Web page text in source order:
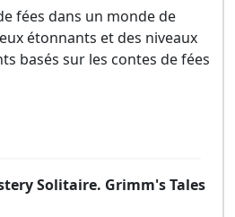
fées dans un monde de
étonnants et des niveaux
basés sur les contes de fées
Solitaire. Grimm's Tales